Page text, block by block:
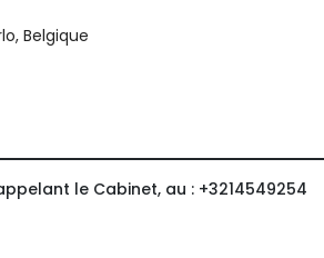
Belgique
le Cabinet, au : +3214549254